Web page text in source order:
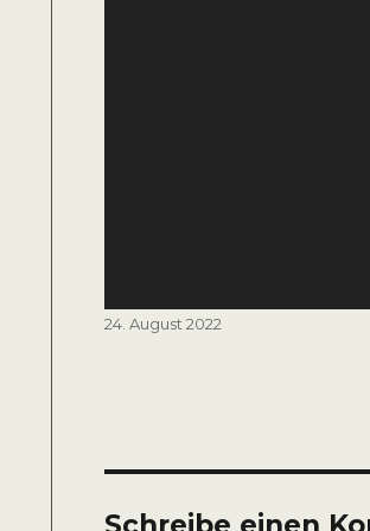
Veröffentlicht
24. August 2022